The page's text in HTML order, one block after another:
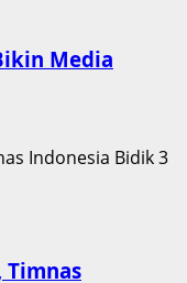
Media
Timnas